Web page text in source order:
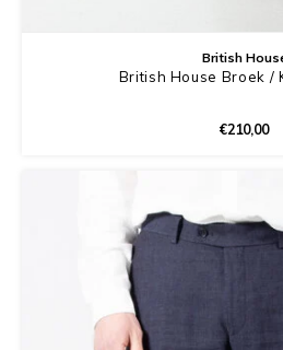
British
British House Broek /
€210,00